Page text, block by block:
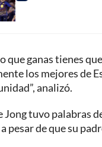
que ganas tienes
los mejores de
analizó.
Jong tuvo palabras
pesar de que su